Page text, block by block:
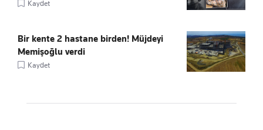
Kaydet
Bir kente 2 hastane birden! Müjdeyi
Memişoğlu verdi
Kaydet